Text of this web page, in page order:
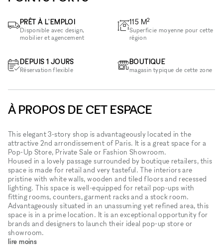
PRÊT À L'EMPLOI
Disponible avec design,
mobilier et agencement
DEPUIS 1 JOURS
Réservation flexible
115 M2
Superficie moyenne pour cette
région
BOUTIQUE
magasin typique de cette zone
À PROPOS DE CET ESPACE
This elegant 3-story shop is advantageously located in the
attractive 2nd arrondissement of Paris. It is a great space for a
Pop-Up Store, Private Sale or Fashion Showroom.
Housed in a lovely passage surrounded by boutique retailers, this
space is made for retail and very tasteful. The interiors are
pristine with white walls, wooden and tiled floors and recessed
lighting. This space is well-equipped for retail pop-ups with
fitting rooms, counters, garment racks and a stock room.
Advantageously situated in an unassuming yet refined area, this
space is in a prime location. It is an exceptional opportunity for
brands and designers to launch their ideal pop-up store or
showroom.
lire moins